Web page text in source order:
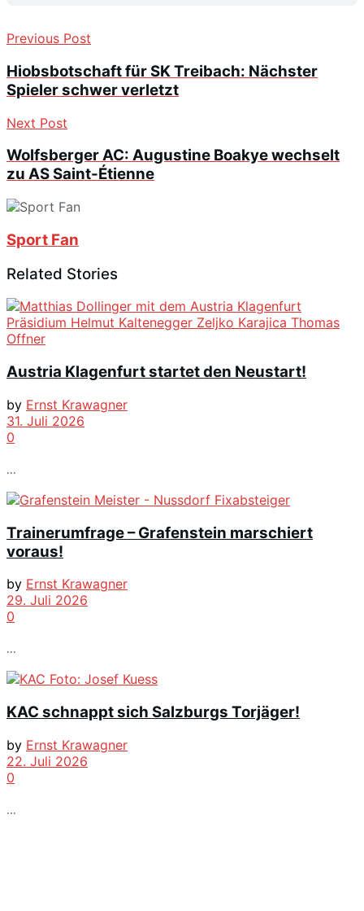
Previous Post
Hiobsbotschaft für SK Treibach: Nächster
Spieler schwer verletzt
Next Post
Wolfsberger AC: Augustine Boakye wechselt
zu AS Saint-Étienne
Sport Fan
Related Stories
Austria Klagenfurt startet den Neustart!
by Ernst Krawagner
31. Juli 2026
0
...
Trainerumfrage – Grafenstein marschiert
voraus!
by Ernst Krawagner
29. Juli 2026
0
...
KAC schnappt sich Salzburgs Torjäger!
by Ernst Krawagner
22. Juli 2026
0
...